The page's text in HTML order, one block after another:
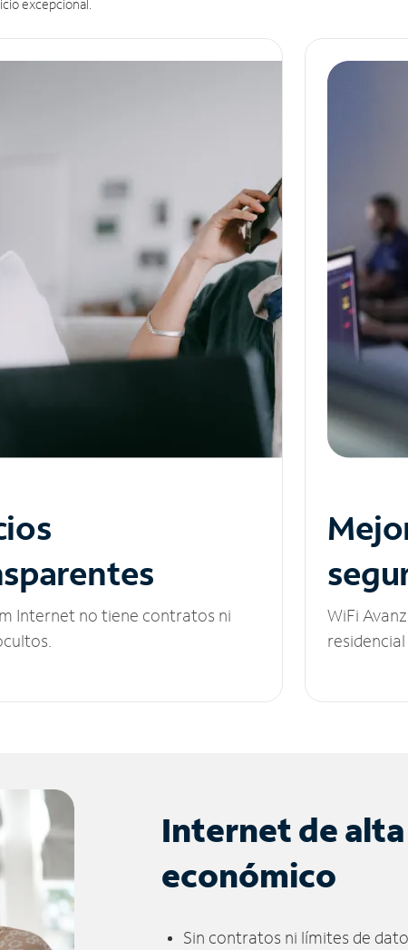
excepcional.
Internet no tiene contratos ni
WiFi
residencial
Internet de
económico
Sin contratos ni límites de